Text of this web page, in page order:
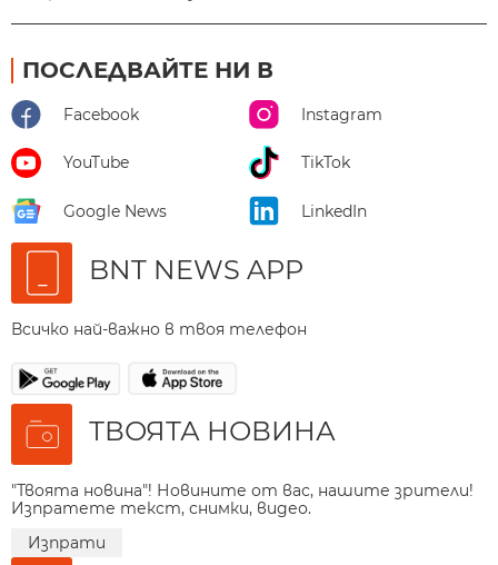
ПОСЛЕДВАЙТЕ НИ В
Facebook Instagram
YouTube TikTok
Google News LinkedIn
BNT NEWS APP
Всичко най-важно в твоя телефон
ТВОЯТА НОВИНА
"Твоята новина"! Новините от вас, нашите зрители!
Изпратете текст, снимки, видео.
Изпрати